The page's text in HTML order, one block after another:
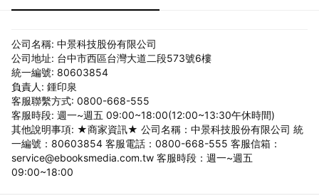
公司名稱: 中景科技股份有限公司
公司地址: 台中市西區台灣大道二段573號6樓
統一編號: 80603854
負責人: 鍾印泉
客服聯繫方式: 0800-668-555
客服時段: 週一~週五 09:00~18:00(12:00~13:30午休時間)
其他說明事項: ★商家資訊★ 公司名稱：中景科技股份有限公司 統
一編號：80603854 客服電話：0800-668-555 客服信箱：
service@ebooksmedia.com.tw 客服時段：週一~週五
09:00~18:00